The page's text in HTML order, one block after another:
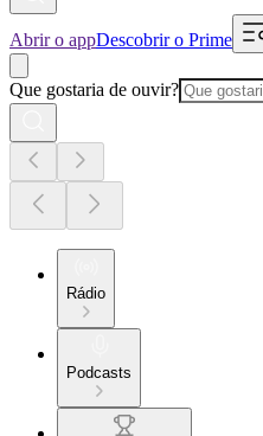
Abrir o appDescobrir o Prime
Que gostaria de ouvir?
Rádio
Podcasts